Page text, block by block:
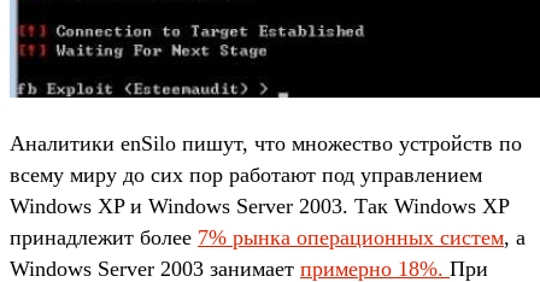
Аналитики enSilo пишут, что множество устройств по
всему миру до сих пор работают под управлением
Windows XP и Windows Server 2003. Так Windows XP
принадлежит более 7% рынка операционных систем, а
Windows Server 2003 занимает примерно 18%. При